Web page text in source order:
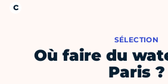
Où faire du
Paris ?
SÉLECTION